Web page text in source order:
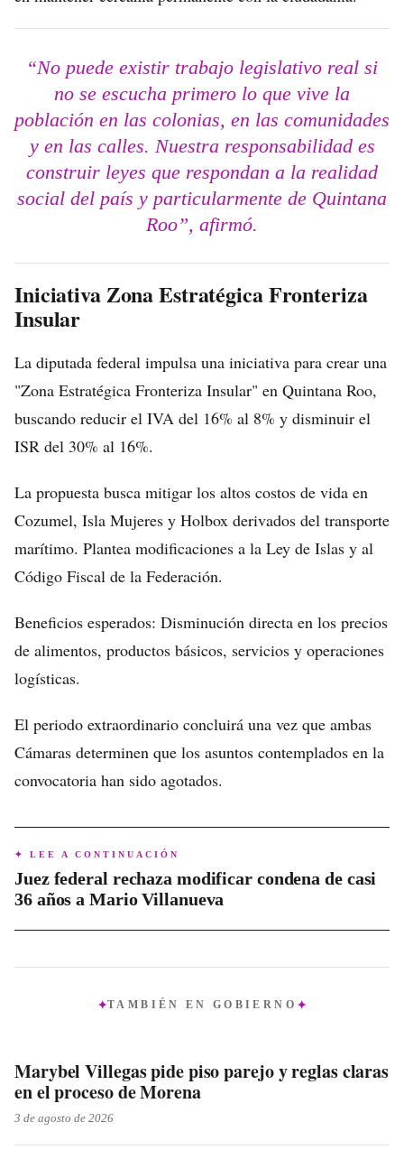
“No puede existir trabajo legislativo real si
no se escucha primero lo que vive la
población en las colonias, en las comunidades
y en las calles. Nuestra responsabilidad es
construir leyes que respondan a la realidad
social del país y particularmente de Quintana
Roo”, afirmó.
Iniciativa Zona Estratégica Fronteriza
Insular
La diputada federal impulsa una iniciativa para crear una
"Zona Estratégica Fronteriza Insular" en Quintana Roo,
buscando reducir el IVA del 16% al 8% y disminuir el
ISR del 30% al 16%.
La propuesta busca mitigar los altos costos de vida en
Cozumel, Isla Mujeres y Holbox derivados del transporte
marítimo. Plantea modificaciones a la Ley de Islas y al
Código Fiscal de la Federación.
Beneficios esperados: Disminución directa en los precios
de alimentos, productos básicos, servicios y operaciones
logísticas.
El periodo extraordinario concluirá una vez que ambas
Cámaras determinen que los asuntos contemplados en la
convocatoria han sido agotados.
✦ LEE A CONTINUACIÓN
Juez federal rechaza modificar condena de casi
36 años a Mario Villanueva
TAMBIÉN ENGOBIERNO
Marybel Villegas pide piso parejo y reglas claras
en el proceso de Morena
3 de agosto de 2026